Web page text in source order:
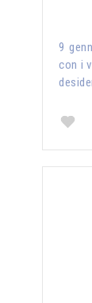
9
con i